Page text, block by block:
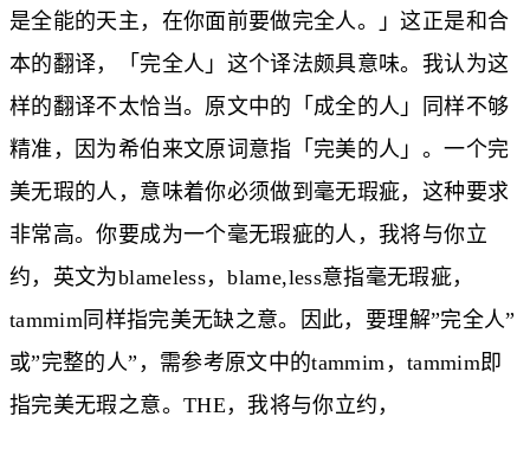
是全能的天主，在你面前要做完全人。」这正是和合
本的翻译，「完全人」这个译法颇具意味。我认为这
样的翻译不太恰当。原文中的「成全的人」同样不够
精准，因为希伯来文原词意指「完美的人」。一个完
美无瑕的人，意味着你必须做到毫无瑕疵，这种要求
非常高。你要成为一个毫无瑕疵的人，我将与你立
约，英文为blameless，blame,less意指毫无瑕疵，
tammim同样指完美无缺之意。因此，要理解”完全人”
或”完整的人”，需参考原文中的tammim，tammim即
指完美无瑕之意。THE，我将与你立约，